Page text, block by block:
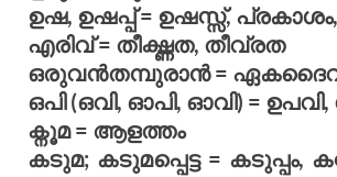
ഉഷ, ഉഷപ്പ് = ഉഷസ്സ്,
എരിവ് = തീക്ഷ്ണത, തീവ്രത
ഒരുവന്‍തമ്പുരാന്‍ =
ഒപി (ഒവി, ഓപി, ഓവി) =
ക്നൂമ = ആളത്തം
കടുമ; കടുമപ്പെട്ട = കടുപ്പം,